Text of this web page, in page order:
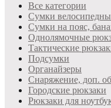
Все категории
Сумки
Сумки на пояс,
Однолямочные
Тактические
Подсумки
Органайзеры
Снаряжение, доп.
Городские рюкзаки
Рюкзаки для